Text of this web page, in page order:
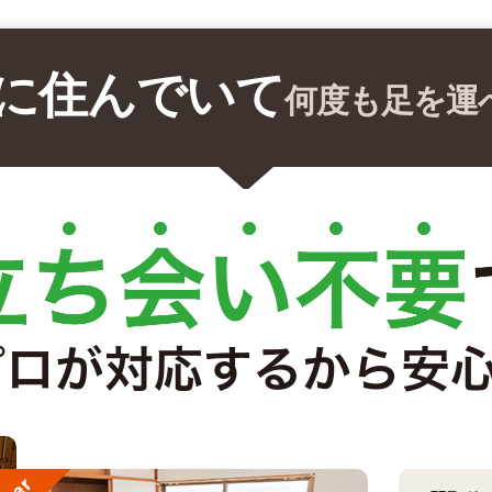
住んでいて何度も足を運